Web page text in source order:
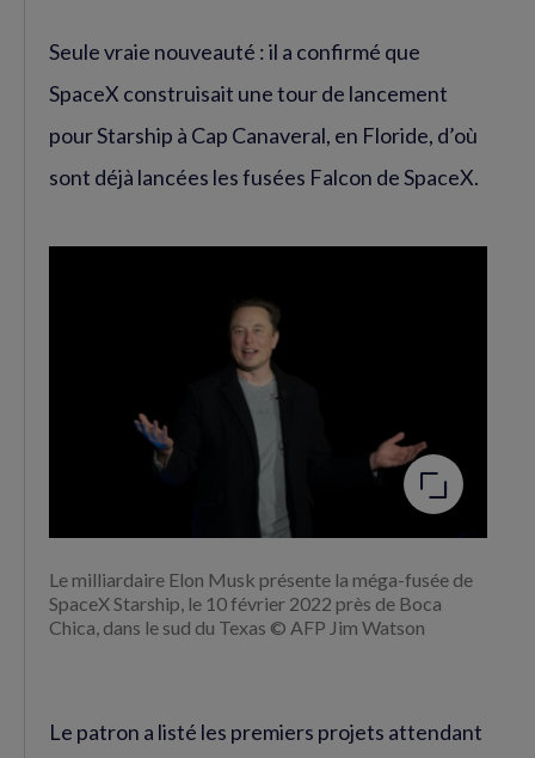
Seule vraie nouveauté : il a confirmé que
SpaceX construisait une tour de lancement
pour Starship à Cap Canaveral, en Floride, d’où
sont déjà lancées les fusées Falcon de SpaceX.
Agrandir
l'image
Le milliardaire Elon Musk présente la méga-fusée de
SpaceX Starship, le 10 février 2022 près de Boca
Chica, dans le sud du Texas © AFP Jim Watson
Le patron a listé les premiers projets attendant